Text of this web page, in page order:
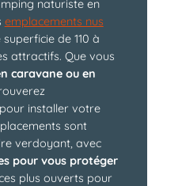
naturiste en
emplacements nus
de 110 à
attractifs. Que vous
caravane ou en
installer votre
sont
verdoyant, avec
pour vous protéger
plus ouverts pour